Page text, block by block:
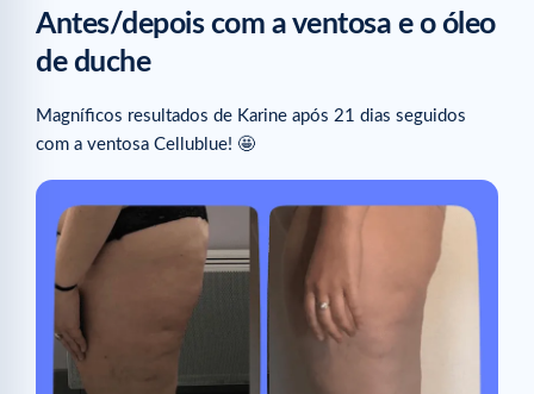
Antes/depois com o óleo e a ventosa
Antes/depois com o método especialista anti-celulite
Antes/depois com a ventosa e o óleo
de duche
Magníficos resultados de Karine após 21 dias seguidos
com a ventosa Cellublue! 🤩